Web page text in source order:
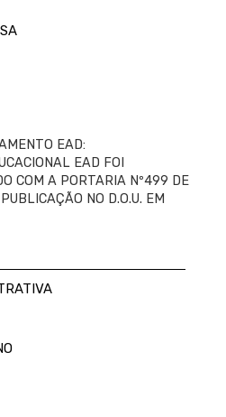
EAD:
EAD FOI
COM A PORTARIA Nº499 DE
NO D.O.U. EM